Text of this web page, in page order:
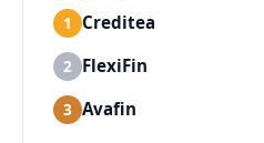
1 Creditea
2 FlexiFin
3 Avafin